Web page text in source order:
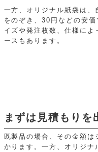
一方、オリジナル紙袋は、
をのぞき、30円などの安
イズや発注枚数、仕様に
ースもあります。
まずは見積もりを
既製品の場合、その金額は
かります。一方、オリジナ